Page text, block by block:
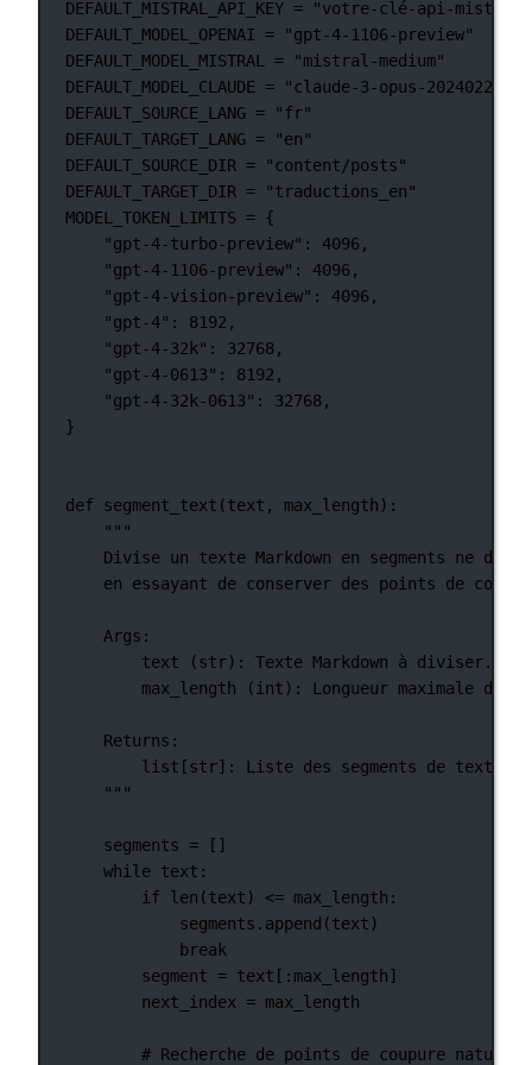
DEFAULT_MISTRAL_API_KEY =
"votre-clé-api-mistral-
DEFAULT_MODEL_OPENAI =
"gpt-4-1106-preview"
DEFAULT_MODEL_MISTRAL
=
"mistral-medium"
DEFAULT_MODEL_CLAUDE =
"claude-3-opus-20240229"
DEFAULT_SOURCE_LANG =
"fr"
DEFAULT_TARGET_LANG =
"en"
DEFAULT_SOURCE_DIR =
"content/posts"
DEFAULT_TARGET_DIR =
"traductions_en"
MODEL_TOKEN_LIMITS = {
"gpt-4-turbo-preview" : 4096,
"gpt-4-1106-preview" : 4096,
"gpt-4-vision-preview" : 4096,
"gpt-4" : 8192 ,
"gpt-4-32k" : 32768,
"gpt-4-0613" : 8192 ,
"gpt-4-32k-0613" : 32768,
}
def segment_text (text, max_length):
"""
Divise un texte Markdown en segments ne
en essayant de conserver des points de
Args:
text (str): Texte Markdown à diviser.
max_length (int): Longueur maximale de
Returns:
list[str]: Liste des segments de texte
"""
segments = []
while text:
if
len (text) <= max_length:
segments.append(text)
break
segment = text[:max_length]
next_index = max_length
# Recherche de points de coupure